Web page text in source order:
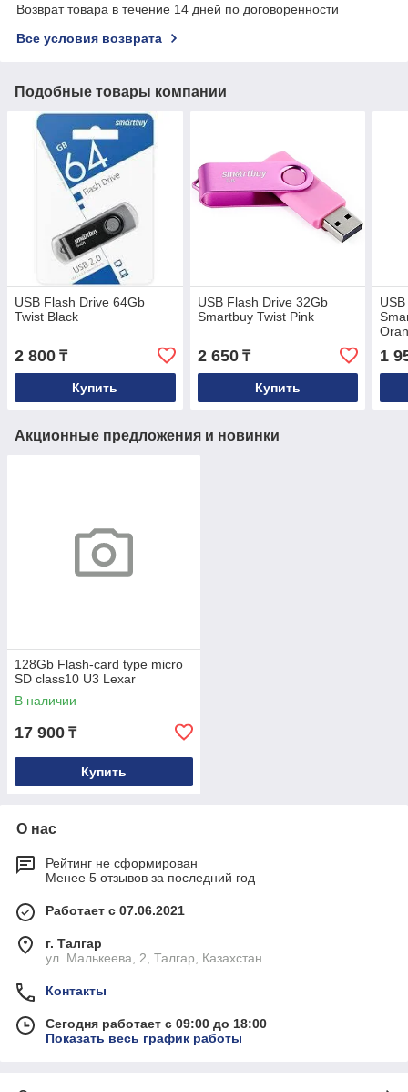
Возврат товара в течение 14 дней по договоренности
Все условия возврата
Подобные товары компании
USB Flash Drive 64Gb
Twist Black
2 800 ₸
Купить
USB Flash Drive 32Gb
Smartbuy Twist Pink
2 650₸
Купить
1
Акционные предложения и новинки
128Gb Flash-card type micro
SD class10 U3 Lexar
В наличии
17 900 ₸
Купить
О нас
Рейтинг не сформирован
Менее 5 отзывов за последний год
Работает с 07.06.2021
г. Талгар
ул. Малькеева, 2, Талгар, Казахстан
Контакты
Сегодня работает с 09:00 до 18:00
Показать весь график работы